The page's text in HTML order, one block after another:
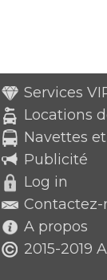
Services
Locations
Navettes
Publicité
Log in
Contactez-
A propos
2015-2019